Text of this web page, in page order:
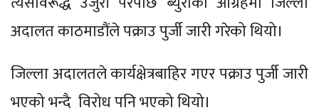
अदालत काठमाडौंले पक्राउ पुर्जी जारी गरेको थियो।
जिल्ला अदालतले कार्यक्षेत्रबाहिर गएर पक्राउ पुर्जी जारी
भएको भन्दै विरोध पनि भएको थियो।